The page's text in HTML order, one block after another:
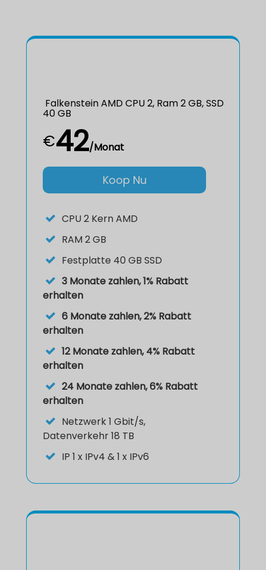
Falkenstein AMD CPU 2, Ram 2 GB, SSD
40 GB
€42/Monat
Koop Nu
CPU 2 Kern AMD
RAM 2 GB
Festplatte 40 GB SSD
3 Monate zahlen, 1% Rabatt
erhalten
6 Monate zahlen, 2% Rabatt
erhalten
12 Monate zahlen, 4% Rabatt
erhalten
24 Monate zahlen, 6% Rabatt
erhalten
Netzwerk 1 Gbit/s,
Datenverkehr 18 TB
IP 1 x IPv4 & 1 x IPv6